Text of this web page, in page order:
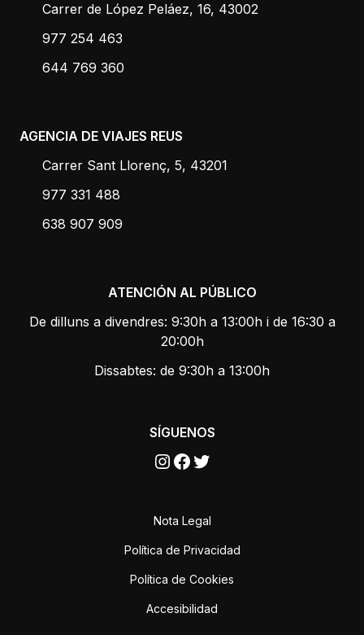
Carrer de López Peláez, 16, 43002
977 254 463
644 769 360
AGENCIA DE VIAJES REUS
Carrer Sant Llorenç, 5, 43201
977 331 488
638 907 909
ATENCIÓN AL PÚBLICO
De dilluns a divendres: 9:30h a 13:00h i de 16:30 a
20:00h
Dissabtes: de 9:30h a 13:00h
SÍGUENOS
Instagram
Facebook
Twitter
Nota Legal
Política de Privacidad
Política de Cookies
Accesibilidad